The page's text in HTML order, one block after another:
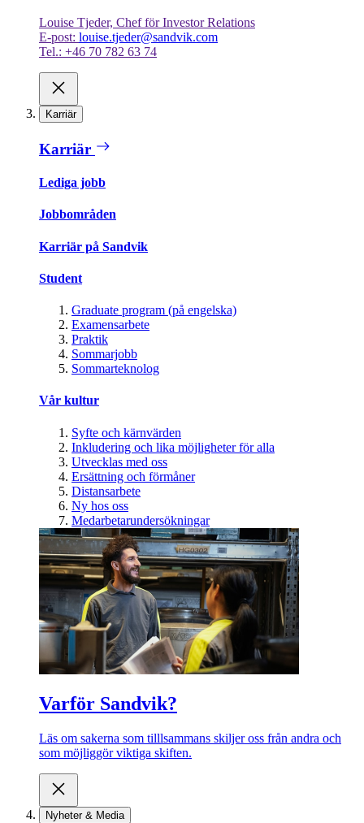
Louise Tjeder, Chef för Investor Relations
E-post: louise.tjeder@sandvik.com
Tel.: +46 70 782 63 74
Karriär
Karriär
Lediga jobb
Jobbområden
Karriär på Sandvik
Student
Graduate program (på engelska)
Examensarbete
Praktik
Sommarjobb
Sommarteknolog
Vår kultur
Syfte och kärnvärden
Inkludering och lika möjligheter för alla
Utvecklas med oss
Ersättning och förmåner
Distansarbete
Ny hos oss
Medarbetarundersökningar
Varför Sandvik?
Läs om sakerna som tilllsammans skiljer oss från andra och
som möjliggör viktiga skiften.
Nyheter & Media